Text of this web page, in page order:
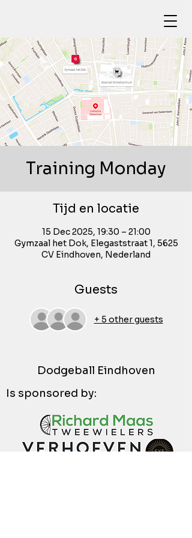
Training Monday
Tijd en locatie
15 Dec 2025, 19:30 – 21:00
Gymzaal het Dok, Elegaststraat 1, 5625
CV Eindhoven, Nederland
Guests
+ 5 other guests
Dodgeball Eindhoven
Is sponsored by: